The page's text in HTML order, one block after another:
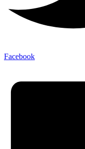
Facebook